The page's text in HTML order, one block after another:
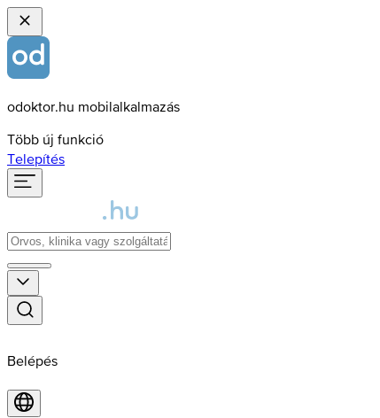
odoktor.hu mobilalkalmazás
Több új funkció
Telepítés
Belépés